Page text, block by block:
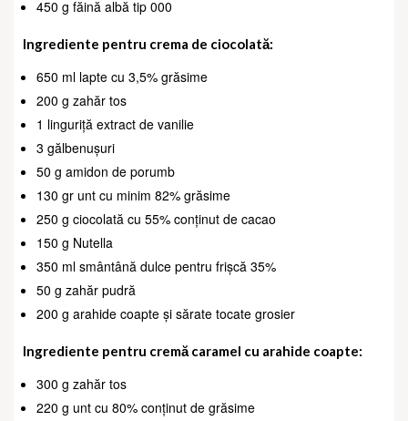
450 g făină albă tip 000
Ingrediente pentru crema de ciocolată:
650 ml lapte cu 3,5% grăsime
200 g zahăr tos
1 linguriță extract de vanilie
3 gălbenușuri
50 g amidon de porumb
130 gr unt cu minim 82% grăsime
250 g ciocolată cu 55% conținut de cacao
150 g Nutella
350 ml smântână dulce pentru frișcă 35%
50 g zahăr pudră
200 g arahide coapte și sărate tocate grosier
Ingrediente pentru cremă caramel cu arahide coapte:
300 g zahăr tos
220 g unt cu 80% conținut de grăsime